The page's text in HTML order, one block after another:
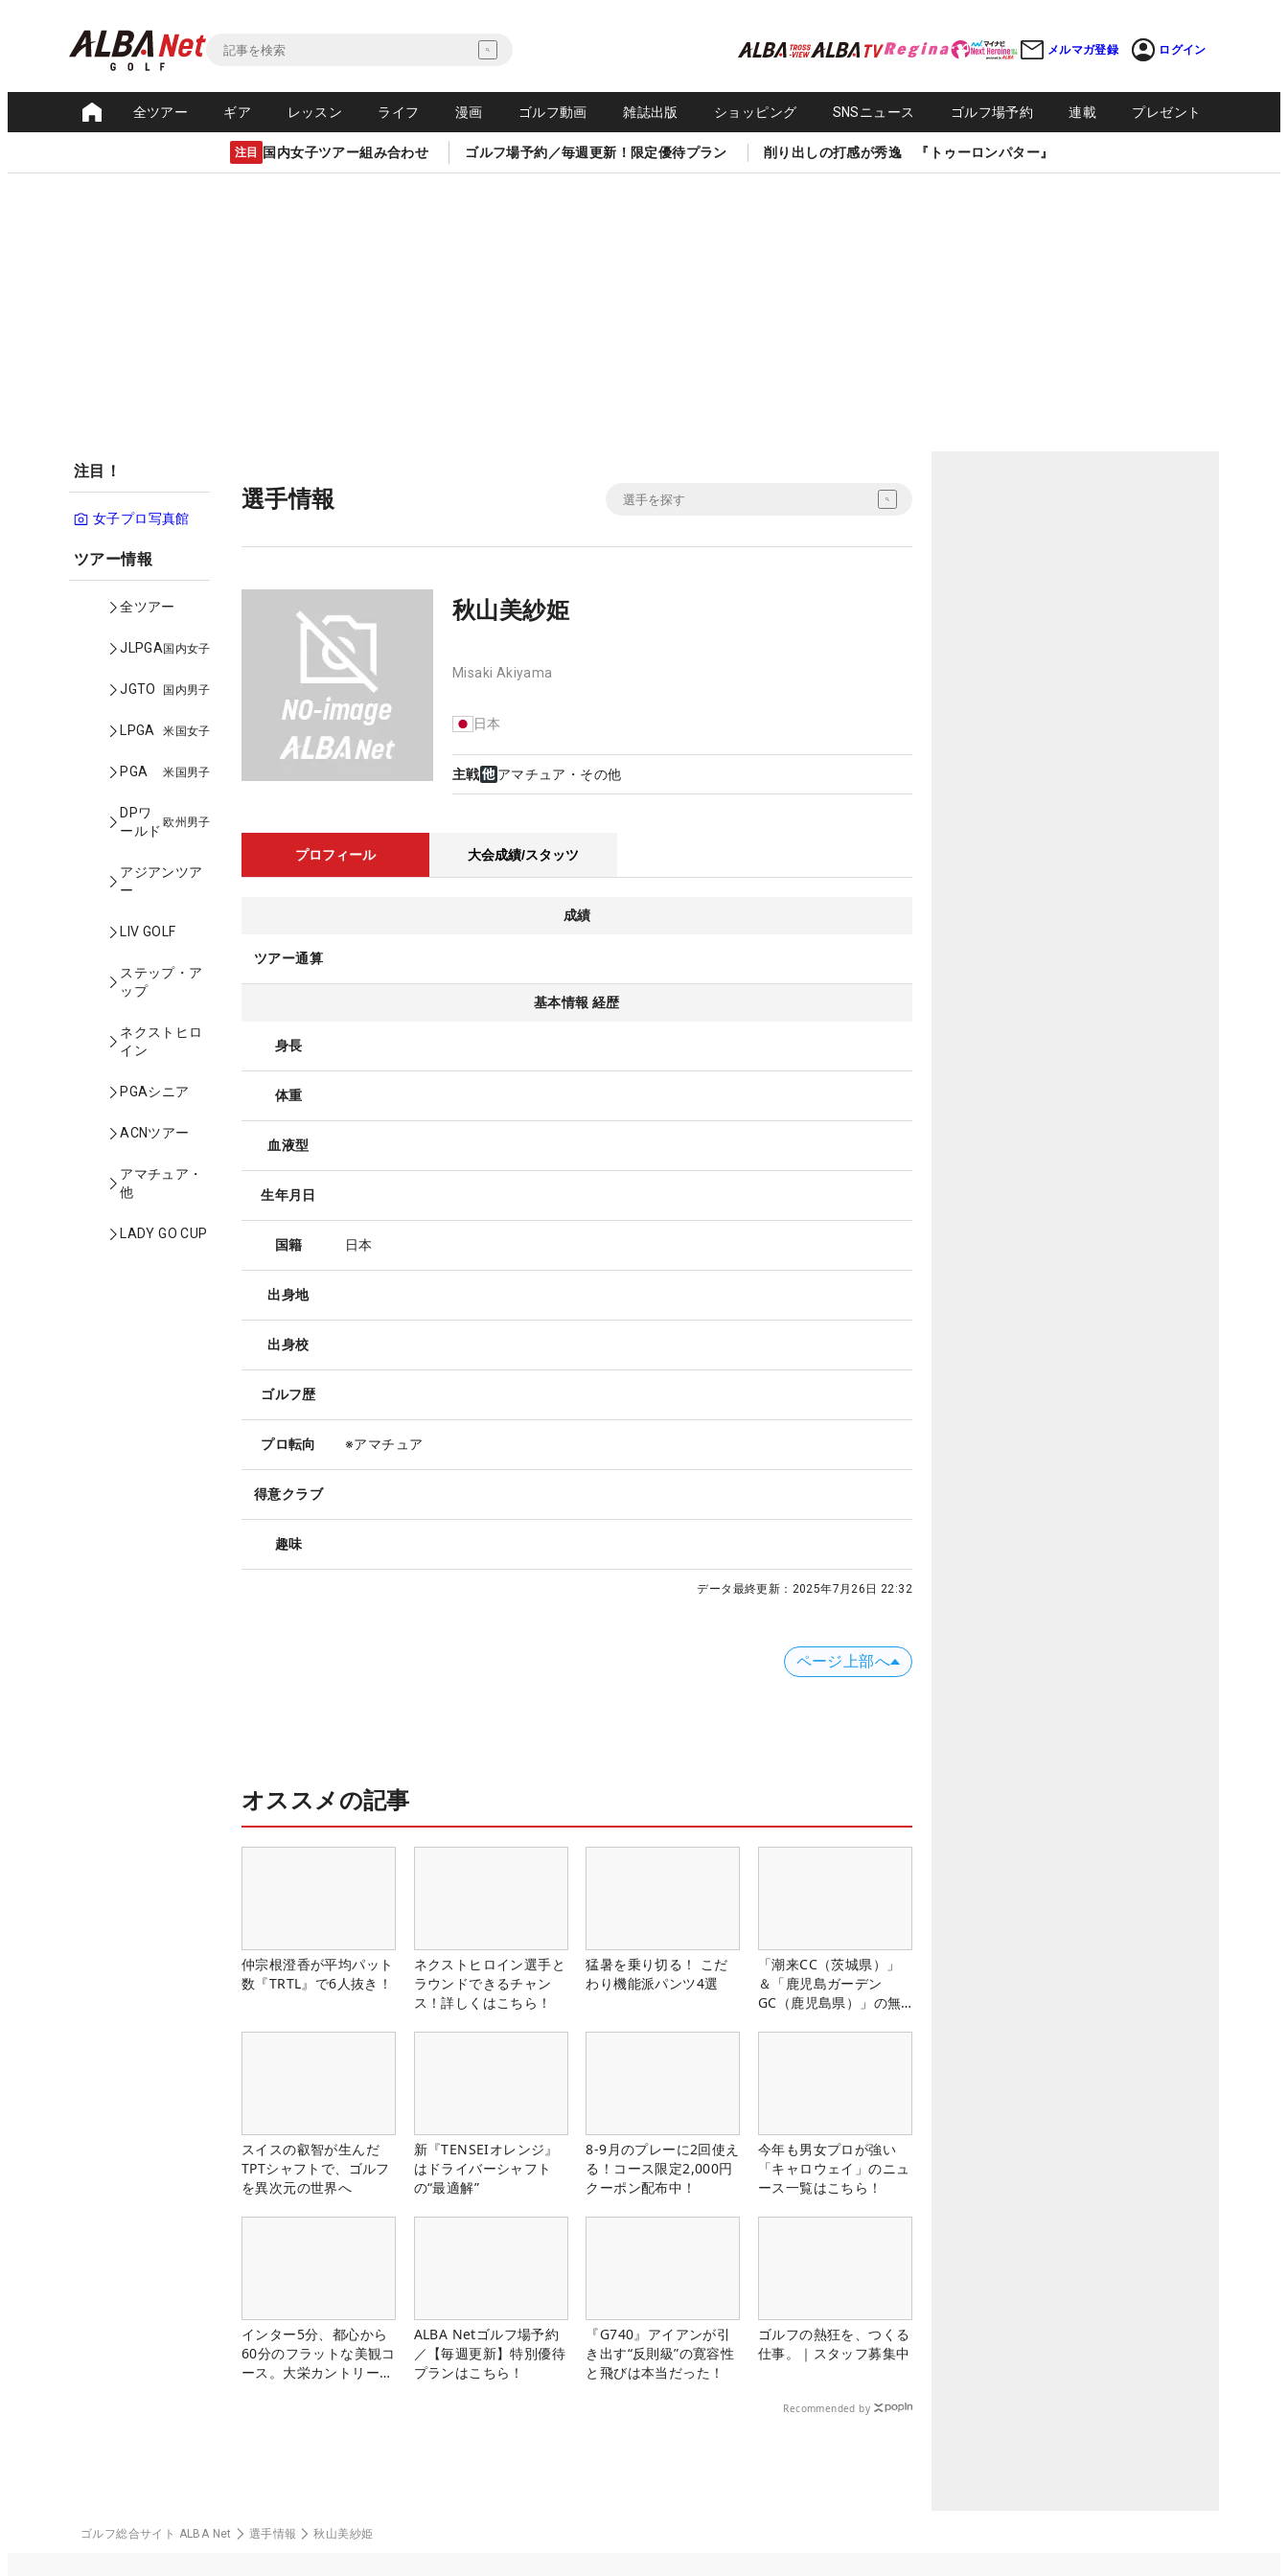
メルマガ登録 ログイン
全ツアー ギア レッスン ライフ 漫画 ゴルフ動画 雑誌出版 ショッピング SNSニュース ゴルフ場予約 連載 プレゼント
注目 国内女子ツアー組み合わせ ゴルフ場予約／毎週更新！限定優待プラン 削り出しの打感が秀逸 『トゥーロンパター』
注目！
女子プロ写真館
ツアー情報
全ツアー
JLPGA国内女子
JGTO 国内男子
LPGA 米国女子
PGA 米国男子
DPワ
ールド
欧州男子
アジアンツア
ー
LIV GOLF
ステップ・ア
ップ
ネクストヒロ
イン
PGAシニア
ACNツアー
アマチュア・
他
LADY GO CUP
選手情報
秋山美紗姫
Misaki Akiyama
日本
主戦 アマチュア・その他
プロフィール 大会成績/スタッツ
成績
ツアー通算
基本情報 経歴
身長
体重
血液型
生年月日
国籍 日本
出身地
出身校
ゴルフ歴
プロ転向 ※アマチュア
得意クラブ
趣味
データ最終更新： 2025年7月26日 22:32
ページ上部へ
オススメの記事
仲宗根澄香が平均パット
数『TRTL』で6人抜き！
ネクストヒロイン選手と
ラウンドできるチャン
ス！詳しくはこちら！
猛暑を乗り切る！ こだ
わり機能派パンツ4選
「潮来CC（茨城県）」
＆「鹿児島ガーデン
GC（鹿児島県）」の無
スイスの叡智が生んだ
TPTシャフトで、ゴルフ
を異次元の世界へ
新『TENSEIオレンジ』
はドライバーシャフト
の“最適解”
8-9月のプレーに2回使え
る！コース限定2,000円
クーポン配布中！
今年も男女プロが強い
「キャロウェイ」のニュ
ース一覧はこちら！
インター5分、都心から
60分のフラットな美観コ
ース。大栄カントリー俱
ALBA Netゴルフ場予約
／【毎週更新】特別優待
プランはこちら！
『G740』アイアンが引
き出す“反則級”の寛容性
と飛びは本当だった！
ゴルフの熱狂を、つくる
仕事。｜スタッフ募集中
Recommended by
ゴルフ総合サイト ALBA Net 選手情報 秋山美紗姫